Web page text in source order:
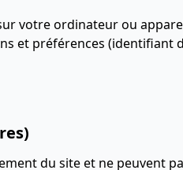
votre ordinateur ou
et préférences (identifiant
du site et ne peuvent